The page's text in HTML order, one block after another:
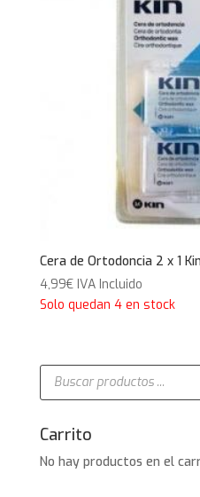
Cera de Ortodoncia 2 x 1 Kin
4,99€ IVA Incluido
Solo quedan 4 en stock
Búsqueda
productos
Carrito
No hay productos en el